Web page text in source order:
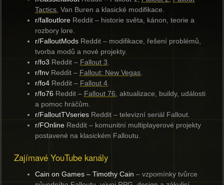
Tactics, Van Buren a klasické modifikace.
r/falloutlore Reddit – historie světa, kánon, teorie a
rozbory lore.
r/FalloutMods Reddit – modifikace, řešení problémů,
tvorba modů a nové projekty.
r/fo3 Reddit – Fallout 3.
r/fnv Reddit – Fallout: New Vegas.
r/fo4 Reddit – Fallout 4.
r/fo76 Reddit – Fallout 76, aktualizace, buildy, události
a pomoc hráčům.
r/FalloutTVseries Reddit – televizní seriál Fallout.
r/FOnline Reddit – komunitní multiplayerové projekty
postavené na klasickém Falloutu.
Zajímavé YouTube kanály
Cain on Games – Timothy Cain – vzpomínky tvůrce